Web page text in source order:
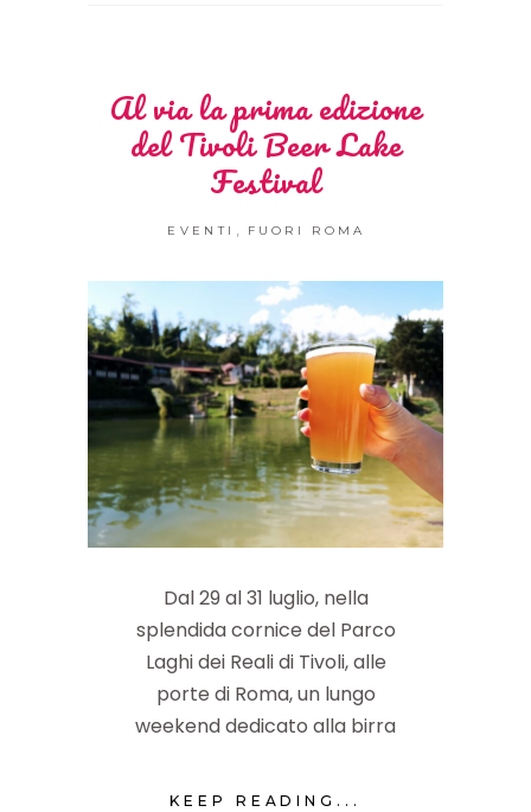
Al via la prima edizione
del Tivoli Beer Lake
Festival
EVENTI FUORI ROMA
Dal 29 al 31 luglio, nella
splendida cornice del Parco
Laghi dei Reali di Tivoli, alle
porte di Roma, un lungo
weekend dedicato alla birra
KEEP READING...